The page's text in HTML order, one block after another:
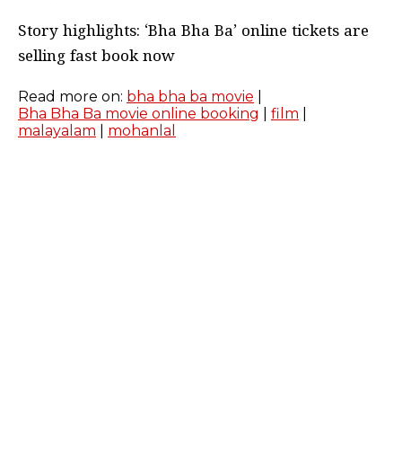
Story highlights: ‘Bha Bha Ba’ online tickets are
selling fast book now
Read more on: bha bha ba movie
Bha Bha Ba movie online booking
film
malayalam
mohanlal